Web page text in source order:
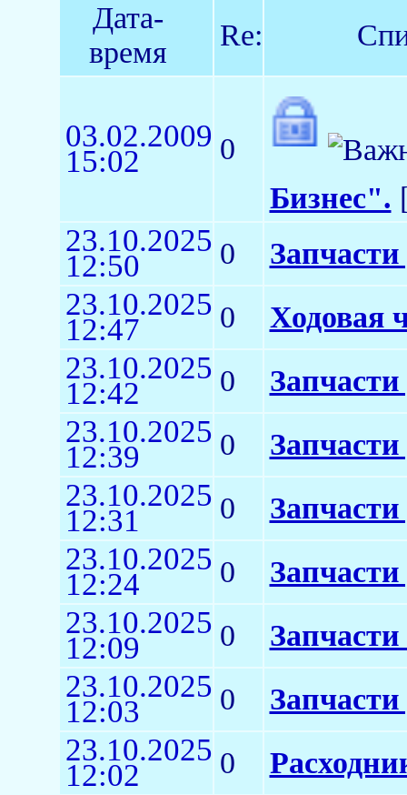
Дата-
время
Re:
03.02.2009
15:02
0
Бизнес".
23.10.2025
12:50 0
23.10.2025
12:47 0 Ходовая
23.10.2025
12:42 0
23.10.2025
12:39 0
23.10.2025
12:31 0
23.10.2025
12:24 0
23.10.2025
12:09 0 Запчасти
23.10.2025
12:03 0
23.10.2025
12:02 0